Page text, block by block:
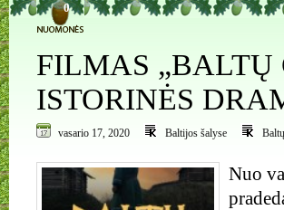
0
FILMAS „BALTŲ
ISTORINĖS
vasario 17, 2020 Baltijos šalyse
Nuo